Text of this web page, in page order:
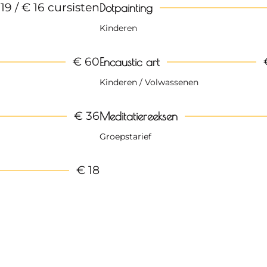
/ € 16 cursisten
€ 60
€ 36
€ 18
Dotpainting
Kinderen
Encaustic art
Kinderen / Volwassenen
Meditatiereeksen
Groepstarief